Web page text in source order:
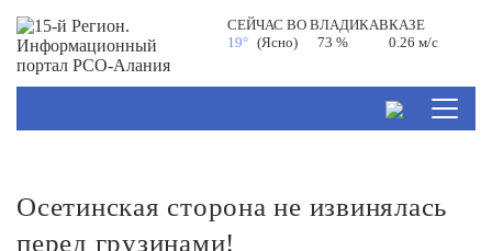
СЕЙЧАС ВОВЛАДИКАВКАЗЕ
19° (Ясно) 73 % 0.26 м/с
Осетинская сторона не извинялась
перед грузинами!